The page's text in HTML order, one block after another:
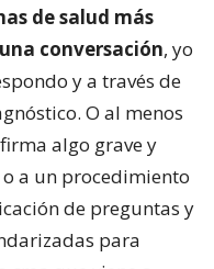
de salud más
conversación, yo
y a través de
O al menos
algo grave y
a un procedimiento
de preguntas y
para